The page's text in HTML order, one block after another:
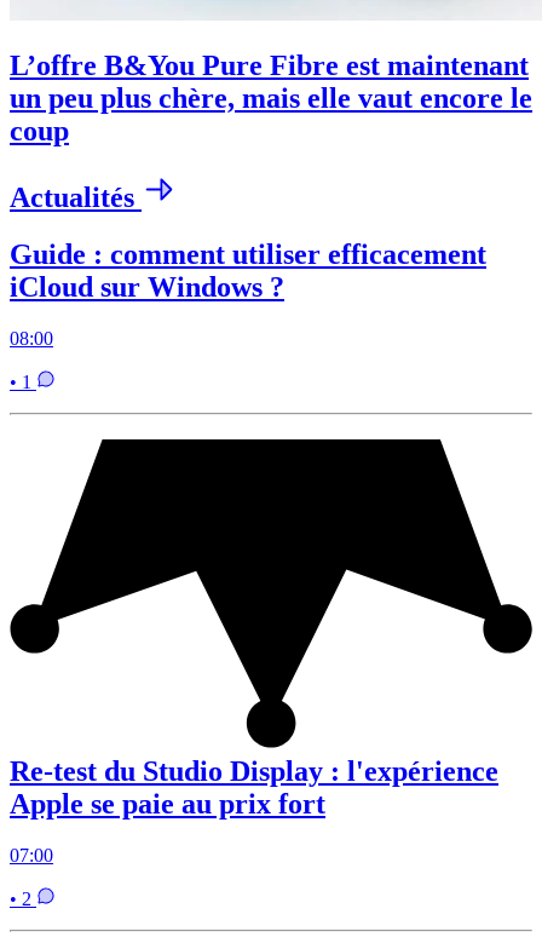
L’offre B&You Pure Fibre est maintenant
un peu plus chère, mais elle vaut encore le
coup
Actualités
Guide : comment utiliser efficacement
iCloud sur Windows ?
08:00
• 1
Re-test du Studio Display : l'expérience
Apple se paie au prix fort
07:00
• 2